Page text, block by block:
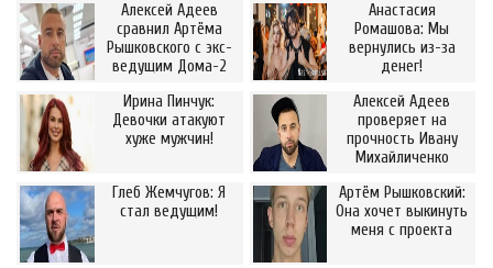
Алексей Адеев
сравнил Артёма
Рышковского с экс-
ведущим Дома-2
Анастасия
Ромашова: Мы
вернулись из-за
денег!
Ирина Пинчук:
Девочки атакуют
хуже мужчин!
Алексей Адеев
проверяет на
прочность Ивану
Михайличенко
Глеб Жемчугов: Я
стал ведущим!
Артём Рышковский:
Она хочет выкинуть
меня с проекта